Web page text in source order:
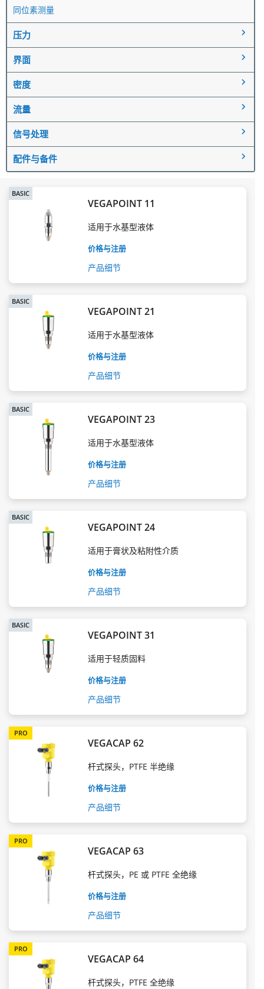
同位素测量
压力
界面
密度
流量
信号处理
配件与备件
BASIC
VEGAPOINT 11
适用于水基型液体
价格与注册
产品细节
BASIC
VEGAPOINT 21
适用于水基型液体
价格与注册
产品细节
BASIC
VEGAPOINT 23
适用于水基型液体
价格与注册
产品细节
BASIC
VEGAPOINT 24
适用于膏状及粘附性介质
价格与注册
产品细节
BASIC
VEGAPOINT 31
适用于轻质固料
价格与注册
产品细节
PRO
VEGACAP 62
杆式探头，PTFE 半绝缘
价格与注册
产品细节
PRO
VEGACAP 63
杆式探头，PE 或 PTFE 全绝缘
价格与注册
产品细节
PRO
VEGACAP 64
杆式探头，PTFE 全绝缘